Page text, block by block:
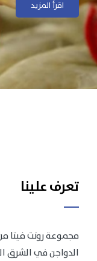
اقرأ المزيد
اقرأ
تعرف علينا
مجموعة رونت فيتا
الدواجن في الشرق